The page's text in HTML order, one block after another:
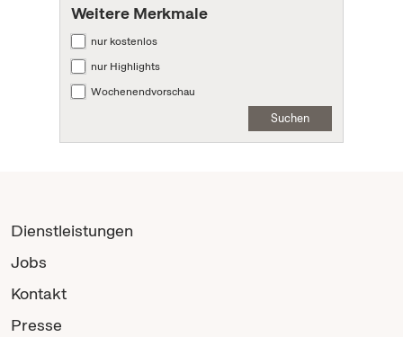
Weitere Merkmale
nur kostenlos
nur Highlights
Wochenendvorschau
Suchen
Dienstleistungen
Jobs
Kontakt
Presse